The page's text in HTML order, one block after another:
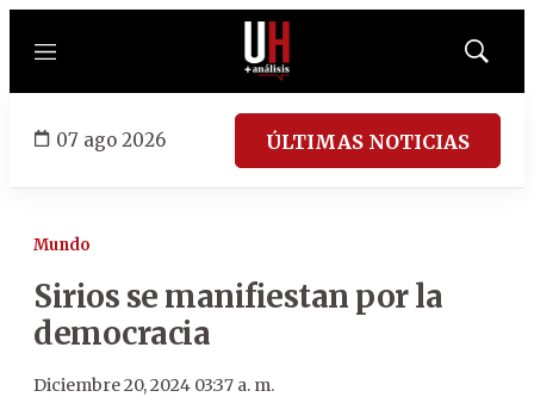
Menú
Mostrar
07 ago 2026 ÚLTIMAS NOTICIAS
Mundo
Sirios se manifiestan por la
democracia
Diciembre 20, 2024 03:37 a. m.